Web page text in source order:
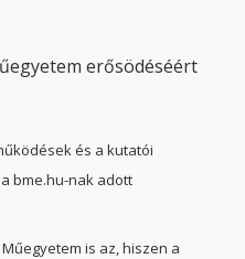
erősödéséért
és a kutatói
bme.hu-nak adott
is az, hiszen a